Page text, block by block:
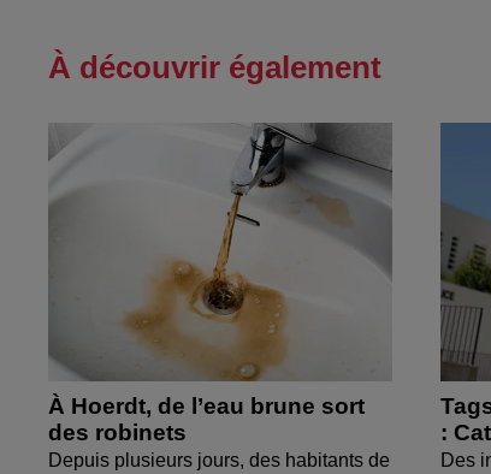
À découvrir également
À Hoerdt, de l’eau brune sort
des robinets
Depuis plusieurs jours, des habitants de
:
Des